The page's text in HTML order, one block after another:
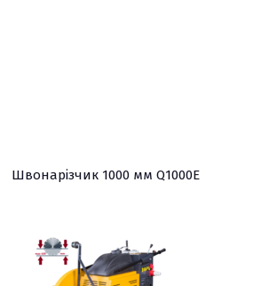
Швонарізчик 1000 мм Q1000E